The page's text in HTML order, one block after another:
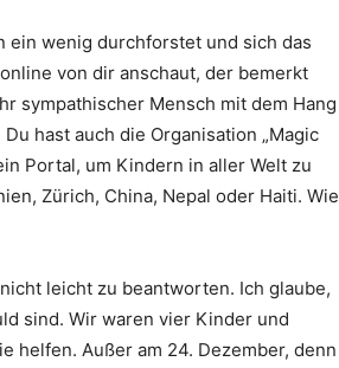
ein wenig durchforstet und sich das
von dir anschaut, der bemerkt
sympathischer Mensch mit dem Hang
hast auch die Organisation „Magic
Portal, um Kindern in aller Welt zu
Zürich, China, Nepal oder Haiti. Wie
leicht zu beantworten. Ich glaube,
sind. Wir waren vier Kinder und
helfen. Außer am 24. Dezember, denn